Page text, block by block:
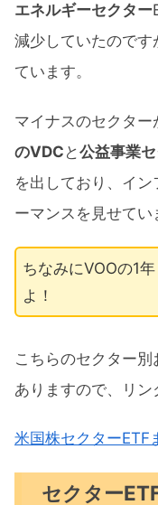
エネルギーセクター
減少していたので
ています。
マイナスのセクター
のVDC と公益事業
を出しており、イ
ーマンスを見せてい
ちなみにVOOの1
よ！
こちらのセクター
ありますので、リン
米国株セクターETF
セクター